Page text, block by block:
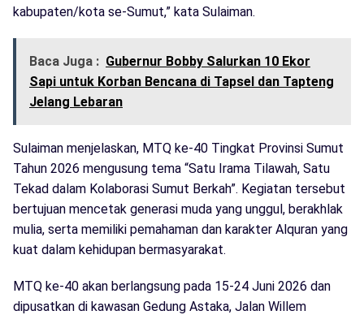
kabupaten/kota se-Sumut,” kata Sulaiman.
Baca Juga : Gubernur Bobby Salurkan 10 Ekor
Sapi untuk Korban Bencana di Tapsel dan Tapteng
Jelang Lebaran
Sulaiman menjelaskan, MTQ ke-40 Tingkat Provinsi Sumut
Tahun 2026 mengusung tema “Satu Irama Tilawah, Satu
Tekad dalam Kolaborasi Sumut Berkah”. Kegiatan tersebut
bertujuan mencetak generasi muda yang unggul, berakhlak
mulia, serta memiliki pemahaman dan karakter Alquran yang
kuat dalam kehidupan bermasyarakat.
MTQ ke-40 akan berlangsung pada 15-24 Juni 2026 dan
dipusatkan di kawasan Gedung Astaka, Jalan Willem